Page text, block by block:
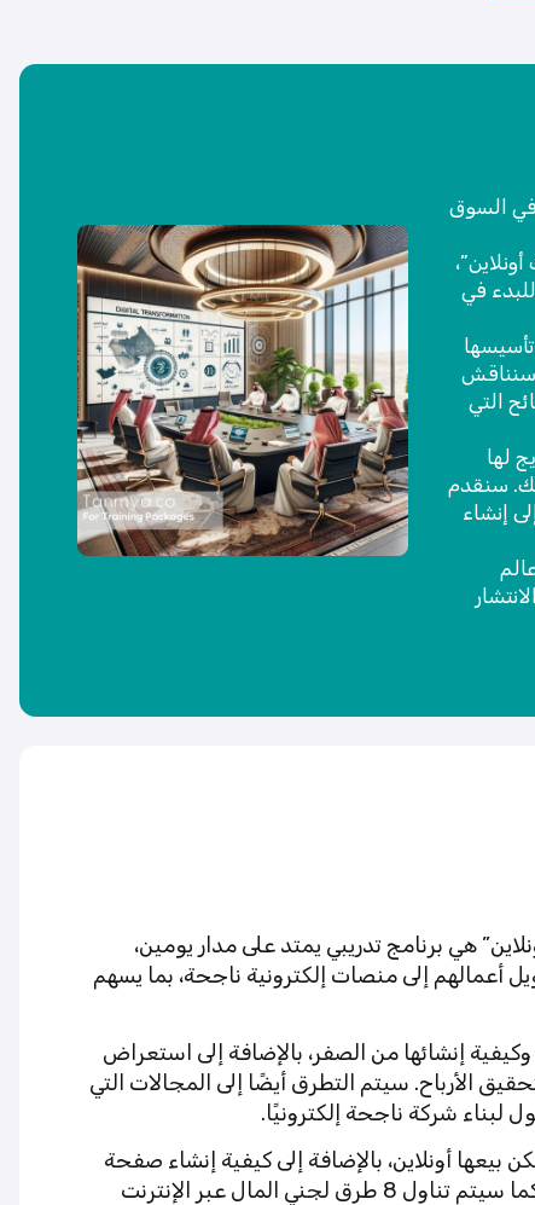
في السوق
في
سنناقش
التي
لها
سنقدم
إنشاء
هي برنامج تدريبي يمتد على مدار يومين،
أعمالهم إلى منصات إلكترونية ناجحة، بما يسهم
إنشائها من الصفر، بالإضافة إلى استعراض
الأرباح. سيتم التطرق أيضًا إلى المجالات التي
لبناء شركة ناجحة إلكترونيًا.
المنتجات التي يمكن بيعها أونلاين، بالإضافة إلى كيفية إنشاء صفحة
فيسبوك لمتجرك أو شركتك وتعلم كيفية تسويقها بفعالية. كما سيتم تناول 8 طرق لجني المال عبر الإنترنت